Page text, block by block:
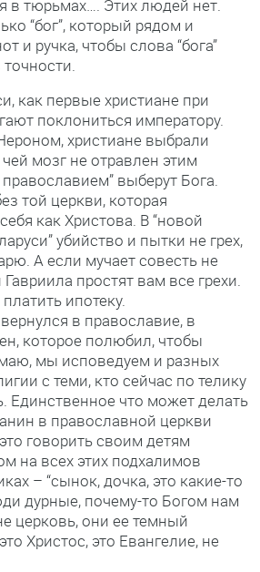
в тюрьмах…. Этих людей нет.
“бог”, который рядом и
и ручка, чтобы слова “бога”
как первые христиане при
поклониться императору.
христиане выбрали
мозг не отравлен этим
выберут Бога.
той церкви, которая
как Христова. В “новой
убийство и пытки не грех,
А если мучает совесть не
простят вам все грехи.
ипотеку.
в православие, в
которое полюбил, чтобы
мы исповедуем и разных
с теми, кто сейчас по телику
Единственное что может делать
в православной церкви
говорить своим детям
на всех этих подхалимов
– “сынок, дочка, это какие-то
дурные, почему-то Богом нам
церковь, они ее темный
Христос, это Евангелие, не